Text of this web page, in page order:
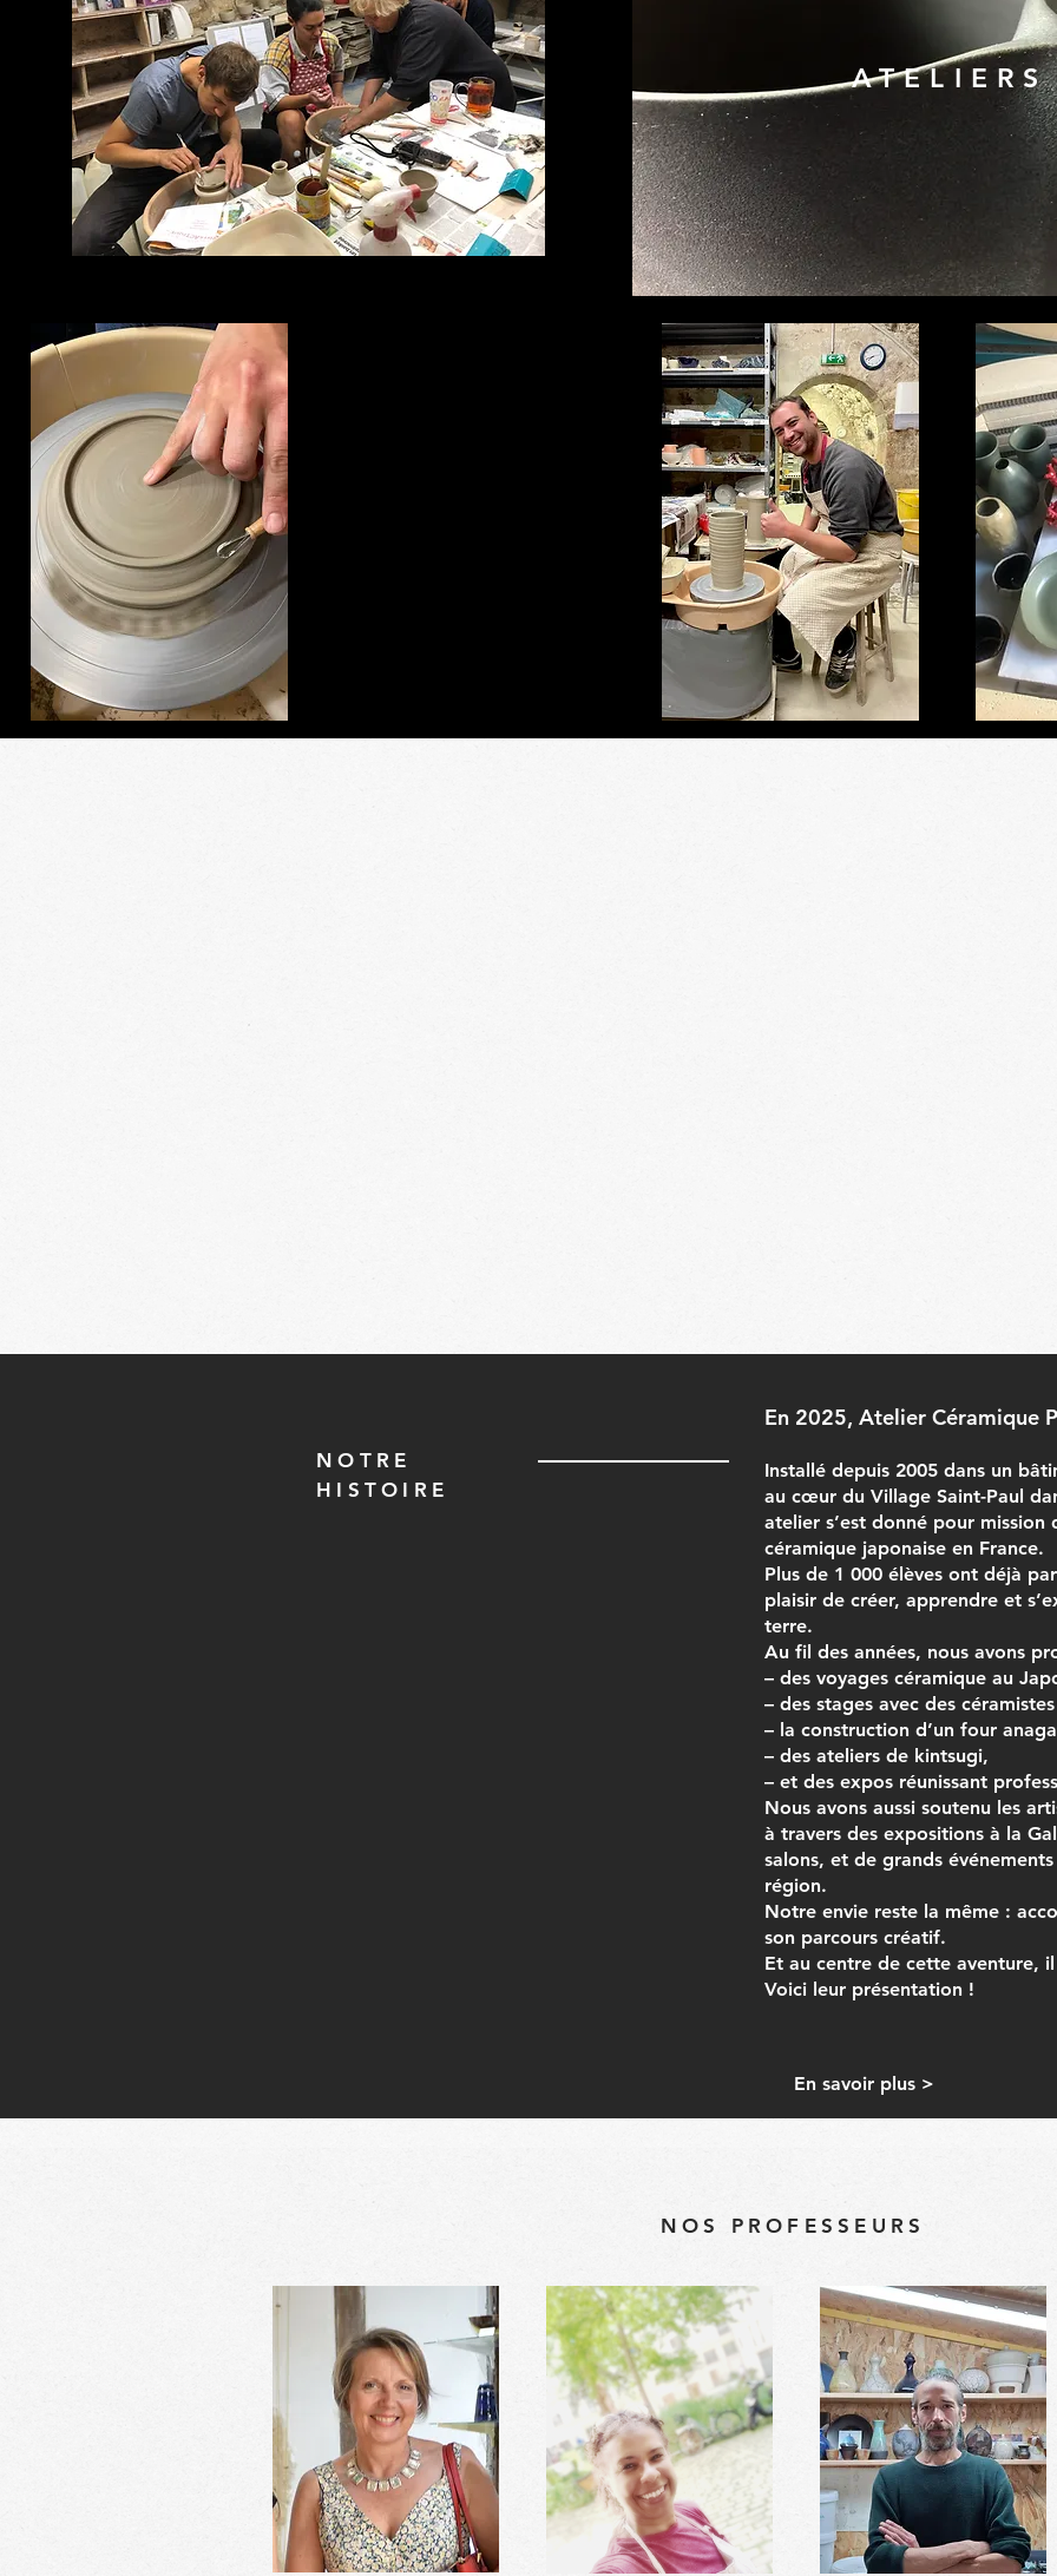
ATELIERS
NOTRE
HISTOIRE
En 2025, Atelier Céramique
Installé depuis 2005 dans un
au cœur du Village Saint-Paul
atelier s’est donné pour
céramique japonaise en France.
Plus de 1 000 élèves ont déjà
plaisir de créer, apprendre et
terre.
Au fil des années, nous avons
– des voyages céramique au
– des stages avec des
– la construction d’un four
– des ateliers de kintsugi,
– et des expos réunissant
Nous avons aussi soutenu les
à travers des expositions à la
salons, et de grands
région.
Notre envie reste la même :
son parcours créatif.
Et au centre de cette aventure,
Voici leur présentation !
En savoir plus >
NOS PROFESSEURS